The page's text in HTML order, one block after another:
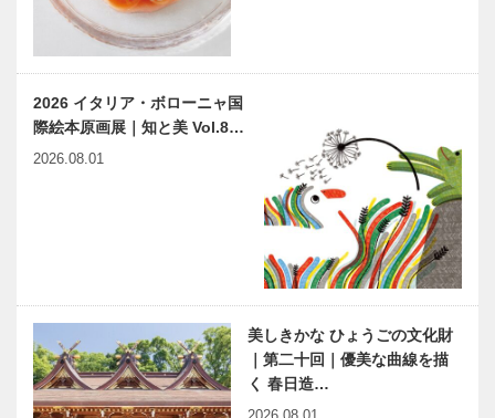
2026 イタリア・ボローニャ国
際絵本原画展｜知と美 Vol.8…
2026.08.01
美しきかな ひょうごの文化財
｜第二十回｜優美な曲線を描
く 春日造…